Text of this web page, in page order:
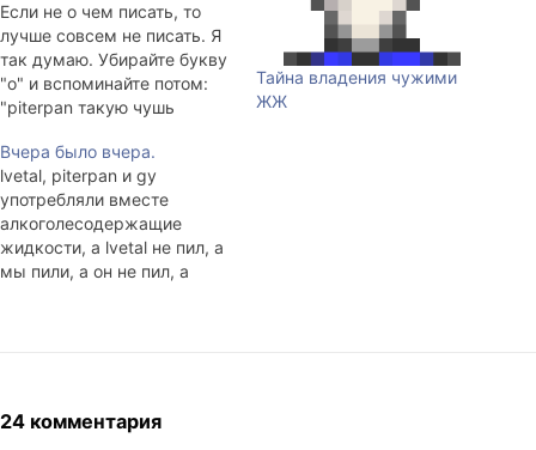
Если не о чем писать, то
лучше совсем не писать. Я
так думаю. Убирайте букву
"о" и вспоминайте потом:
"piterpan такую чушь
Тайна владения чужими
ЖЖ
Вчера было вчера.
lvetal, piterpan и gy
употребляли вместе
алкоголесодержащие
жидкости, а lvetal не пил, а
мы пили, а он не пил, а
Ну выпили немного... 5.
Потом было так: 6. Для…
24 комментария